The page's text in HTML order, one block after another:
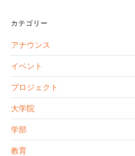
カテゴリー
アナウンス
イベント
プロジェクト
大学院
学部
教育